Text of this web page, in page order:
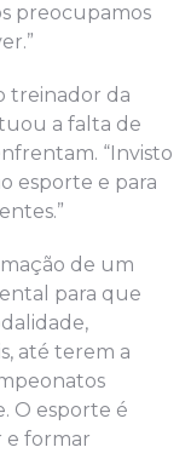
preocupamos
treinador da
a falta de
“Invisto
esporte e para
de um
para que
até terem a
O esporte é
e formar